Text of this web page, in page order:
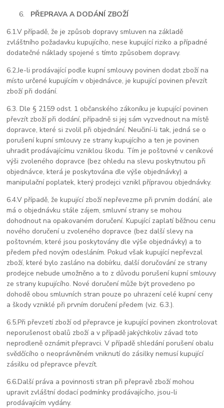
PŘEPRAVA A DODÁNÍ ZBOŽÍ
6.1.V případě, že je způsob dopravy smluven na základě
zvláštního požadavku kupujícího, nese kupující riziko a případné
dodatečné náklady spojené s tímto způsobem dopravy.
6.2.Je-li prodávající podle kupní smlouvy povinen dodat zboží na
místo určené kupujícím v objednávce, je kupující povinen převzít
zboží při dodání.
6.3. Dle § 2159 odst. 1 občanského zákoníku je kupující povinen
převzít zboží při dodání, případně si jej sám vyzvednout na místě
dopravce, které si zvolil při objednání. Neučiní-li tak, jedná se o
porušení kupní smlouvy ze strany kupujícího a ten je povinen
uhradit prodávajícímu vzniklou škodu. Tím je poštovné v ceníkové
výši zvoleného dopravce (bez ohledu na slevu poskytnutou při
objednávce, která je poskytována dle výše objednávky) a
manipulační poplatek, který prodejci vznikl přípravou objednávky.
6.4.V případě, že kupující zboží nepřevezme při prvním dodání, ale
má o objednávku stále zájem, smluvní strany se mohou
dohodnout na opakovaném doručení. Kupující zaplatí běžnou cenu
nového doručení u zvoleného dopravce (bez další slevy na
poštovném, které jsou poskytovány dle výše objednávky) a to
předem před novým odesláním. Pokud však kupující nepřevzal
zboží, které bylo zasláno na dobírku, další doručování ze strany
prodejce nebude umožněno a to z důvodu porušení kupní smlouvy
ze strany kupujícího. Nové doručení může být provedeno po
dohodě obou smluvních stran pouze po uhrazení celé kupní ceny
a škody vzniklé při prvním doručení předem (viz. 6.3.).
6.5.Při převzetí zboží od přepravce je kupující povinen zkontrolovat
neporušenost obalů zboží a v případě jakýchkoliv závad toto
neprodleně oznámit přepravci. V případě shledání porušení obalu
svědčícího o neoprávněném vniknutí do zásilky nemusí kupující
zásilku od přepravce převzít.
6.6.Další práva a povinnosti stran při přepravě zboží mohou
upravit zvláštní dodací podmínky prodávajícího, jsou-li
prodávajícím vydány.